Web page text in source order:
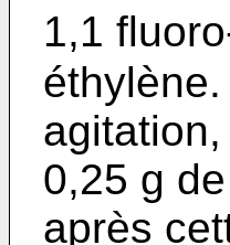
1,1
0,25 g
après